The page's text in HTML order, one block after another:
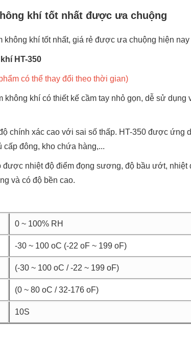
khí tốt nhất được ưa chuộng
không khí tốt nhất, giá rẻ được ưa chuộng hiện nay
HT-350
có thể thay đổi theo thời gian)
không khí có thiết kế cầm tay nhỏ gọn, dễ sử dụng
chính xác cao với sai số thấp. HT-350 được ứng
đông, kho chứa hàng,...
được nhiệt độ điểm đọng sương, độ bầu ướt, nhiệt
và có độ bền cao.
0 ~ 100% RH
-30 ~ 100 oC (-22 oF ~ 199 oF)
(-30 ~ 100 oC / -22 ~ 199 oF)
(0 ~ 80 oC / 32-176 oF)
10S